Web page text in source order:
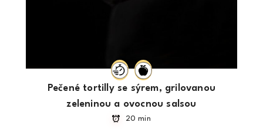
Pečené tortilly se sýrem, grilovanou
zeleninou a ovocnou salsou
20 min